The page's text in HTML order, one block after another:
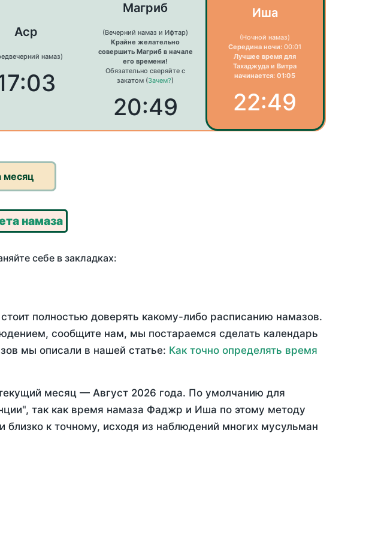
Аср
намаз)
Магриб
(Вечерний намаз и Ифтар)
Крайне желательно
совершить Магриб в начале
его времени!
Обязательно сверяйте с
закатом (Зачем?)
20:49
Иша
(Ночной намаз)
Середина ночи: 00:01
Лучшее время для
Тахаджуда и Витра
начинается: 01:05
22:49
месяц
намаза
себе в закладках:
полностью доверять какому-либо расписанию намазов.
сообщите нам, мы постараемся сделать календарь
мы описали в нашей статье: Как точно определять время
месяц — Август 2026 года. По умолчанию для
так как время намаза Фаджр и Иша по этому методу
близко к точному, исходя из наблюдений многих мусульман